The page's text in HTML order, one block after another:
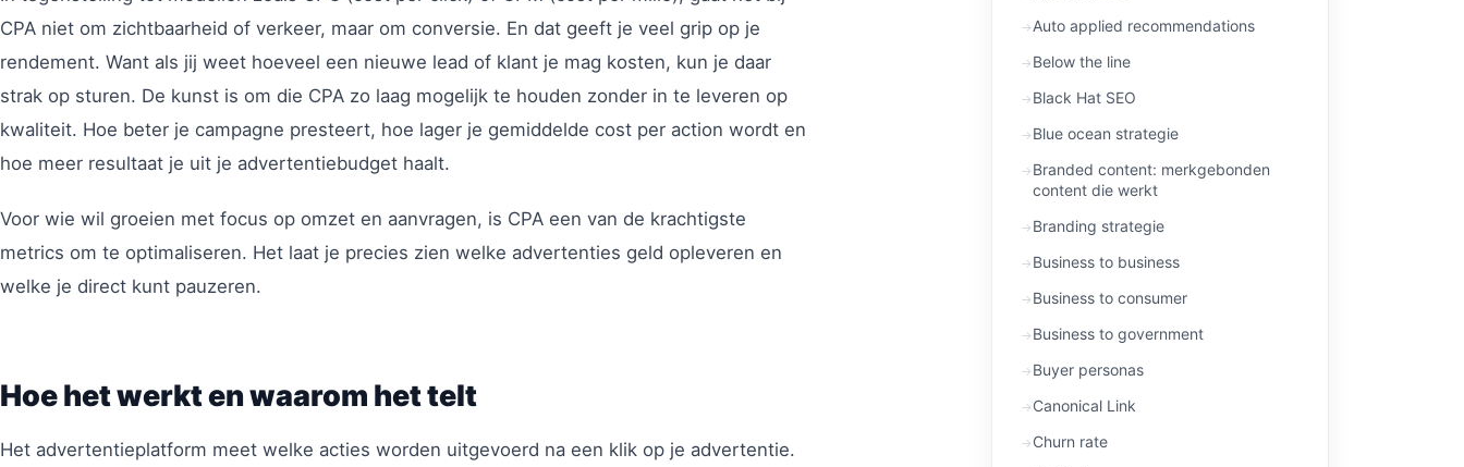
CPA niet om zichtbaarheid of verkeer, maar om conversie. En dat geeft je veel grip op je
rendement. Want als jij weet hoeveel een nieuwe lead of klant je mag kosten, kun je daar
strak op sturen. De kunst is om die CPA zo laag mogelijk te houden zonder in te leveren op
kwaliteit. Hoe beter je campagne presteert, hoe lager je gemiddelde cost per action wordt en
hoe meer resultaat je uit je advertentiebudget haalt.
Voor wie wil groeien met focus op omzet en aanvragen, is CPA een van de krachtigste
metrics om te optimaliseren. Het laat je precies zien welke advertenties geld opleveren en
welke je direct kunt pauzeren.
Hoe het werkt en waarom het telt
Het advertentieplatform meet welke acties worden uitgevoerd na een klik op je advertentie.
Auto applied recommendations
Below the line
Black Hat SEO
Blue ocean strategie
Branded content: merkgebonden
content die werkt
Branding strategie
Business to business
Business to consumer
Business to government
Buyer personas
Canonical Link
Churn rate